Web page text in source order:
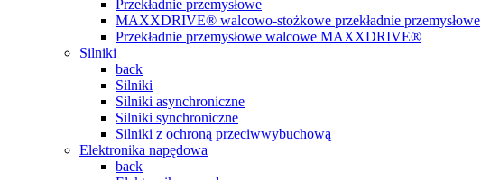
Przekładnie przemysłowe
MAXXDRIVE® walcowo-stożkowe przekładnie przemysłowe
Przekładnie przemysłowe walcowe MAXXDRIVE®
Silniki
back
Silniki
Silniki asynchroniczne
Silniki synchroniczne
Silniki z ochroną przeciwwybuchową
Elektronika napędowa
back